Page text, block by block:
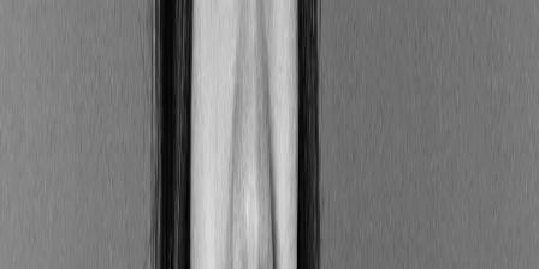
Quelles sont les grandes catégories de
risques en matière de durabilité ?
Selon les dispositions de la réglementation SFDR, on
durabilité. On identifie en particulier :
les dangers réputationnels, associés à une
perception négative du public concernant les